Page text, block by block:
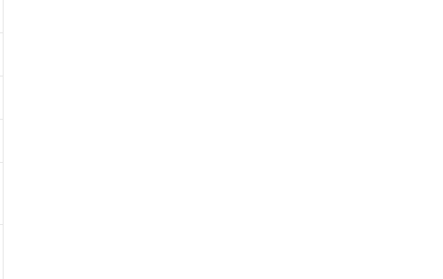
とをご了承ください。
に基づき作成されるも
ることをご了承くださ
ロン制御機器販売店・
す。
の商品です。
むを得ず変更すること
ル類(PBDE) 1000ppm以下、
以下、フタル酸ジブチ
ジル) : 1000ppm、
取引許可)を取得する
よう必要な手段を講じ
並びにこれらの製造装